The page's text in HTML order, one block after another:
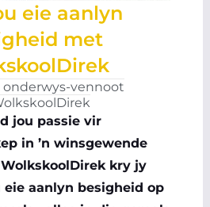
eie aanlyn
met
onderwys-vennoot
jou passie vir
in ’n winsgewende
kry jy
aanlyn besigheid op